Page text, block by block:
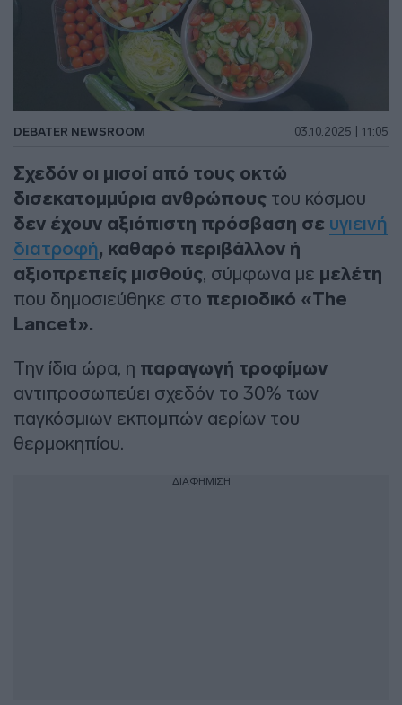
DEBATER NEWSROOM 03.10.2025 | 11:05
Σχεδόν οι μισοί από τους οκτώ
δισεκατομμύρια ανθρώπους του κόσμου
δεν έχουν αξιόπιστη πρόσβαση σε υγιεινή
διατροφή, καθαρό περιβάλλον ή
αξιοπρεπείς μισθούς, σύμφωνα με μελέτη
που δημοσιεύθηκε στο περιοδικό «The
Lancet».
Την ίδια ώρα, η παραγωγή τροφίμων
αντιπροσωπεύει σχεδόν το 30% των
παγκόσμιων εκπομπών αερίων του
θερμοκηπίου.
ΔΙΑΦΗΜΙΣΗ